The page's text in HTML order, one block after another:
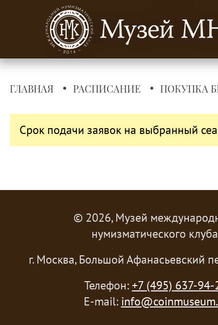
ГЛАВНАЯ РАСПИСАНИЕ ПОКУПКА
Срок подачи заявок на выбранный
© 2026, Музей
нумизматического
г. Москва, Большой Афанасьевский
Телефон: +7 (495) 637-94-
E-mail: